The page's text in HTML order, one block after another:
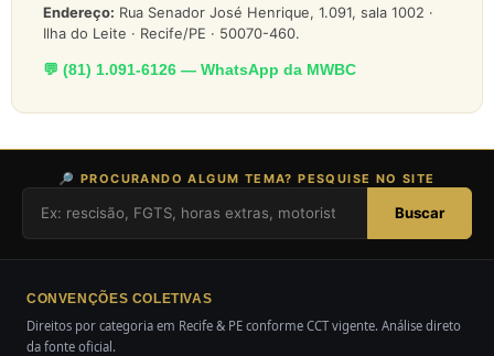
Endereço: Rua Senador José Henrique, 1.091, sala 1002 ·
Ilha do Leite · Recife/PE · 50070-460.
💬 (81) 1.091-6126 — WhatsApp da MWBC
🔎 PROCURANDO ALGUM TEMA? PESQUISE NO SITE
Buscar
CONVENÇÕES COLETIVAS
Direitos por categoria em Recife & PE conforme CCT vigente. Análise direto
da fonte oficial.